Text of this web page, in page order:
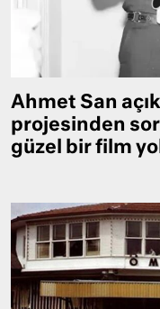
Ahmet San
projesinden
güzel bir film